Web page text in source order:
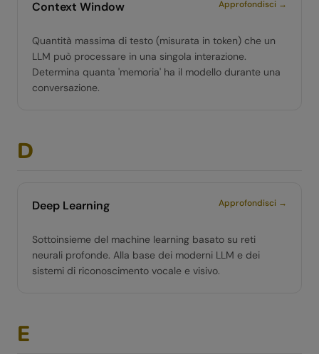
Context Window Approfondisci →
Quantità massima di testo (misurata in token) che un
LLM può processare in una singola interazione.
Determina quanta 'memoria' ha il modello durante una
conversazione.
D
Deep Learning Approfondisci →
Sottoinsieme del machine learning basato su reti
neurali profonde. Alla base dei moderni LLM e dei
sistemi di riconoscimento vocale e visivo.
E